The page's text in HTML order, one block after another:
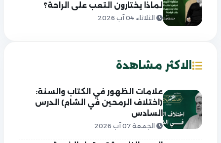
لماذا يختارون التعب على الراحة؟
الثلاثاء 04 آب 2026
الاكثر مشاهدة
علامات الظهور في الكتاب والسنة:
(اختلاف الرمحين في الشام) الدرس
السادس
الجمعة 07 آب 2026